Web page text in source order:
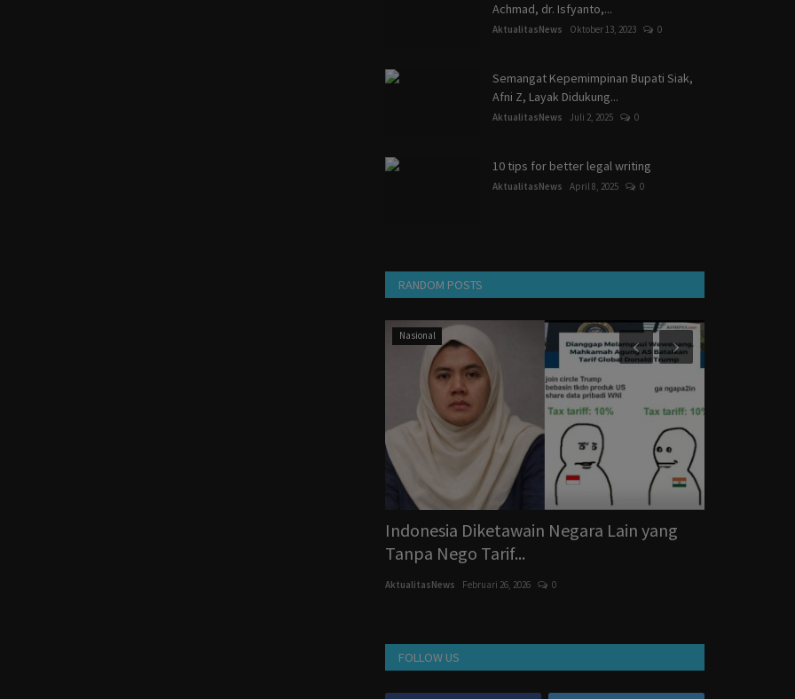
Achmad, dr. Isfyanto,...
AktualitasNews Oktober 13, 2023 0
Semangat Kepemimpinan Bupati Siak,
Afni Z, Layak Didukung...
AktualitasNews Juli 2, 2025 0
10 tips for better legal writing
AktualitasNews April 8, 2025 0
RANDOM POSTS
Nasional
Indonesia Diketawain Negara Lain yang
Tanpa Nego Tarif...
AktualitasNews Februari 26, 2026 0
FOLLOW US